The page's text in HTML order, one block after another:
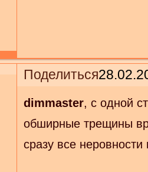
Поделиться
dimmaster, с одной
обширные трещины
сразу все